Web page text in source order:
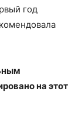
год
на этот